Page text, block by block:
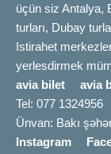
üçün siz Antalya,
turları, Dubay
Istirahet
yerlesdirmek
avia bilet
avia
Tel: 077 1324956
Ünvan: Bakı
Instagram